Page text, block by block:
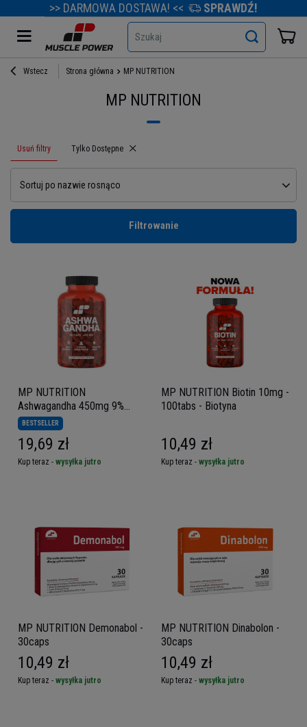
>> DARMOWA DOSTAWA! << SPRAWDŹ!
Szukaj
Wstecz Strona główna MP NUTRITION
MP NUTRITION
Usuń filtry Usuń filtr
Tylko Dostępne
Sortuj po nazwie rosnąco
Filtrowanie
MP NUTRITION
Ashwagandha 450mg 9%
witanolidów - 60 caps
BESTSELLER
19,69 zł
Kup teraz - wysyłka jutro
MP NUTRITION Biotin 10mg -
100tabs - Biotyna
10,49 zł
Kup teraz - wysyłka jutro
MP NUTRITION Demonabol -
30caps
10,49 zł
Kup teraz - wysyłka jutro
MP NUTRITION Dinabolon -
30caps
10,49 zł
Kup teraz - wysyłka jutro